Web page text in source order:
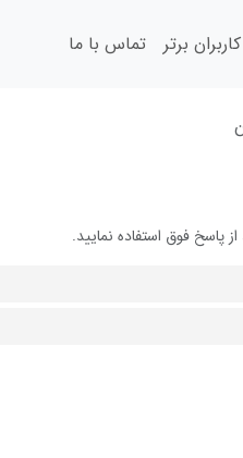
کاربران برتر تماس با ما
پاسخ فوق استفاده نمایید.